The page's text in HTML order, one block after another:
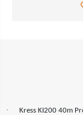
· Kress KI200 40m